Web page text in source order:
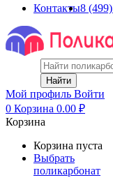
Контакты8
Найти
Мой профиль Войти
0 Корзина 0.00 ₽
Корзина
Корзина пуста
Выбрать
поликарбонат